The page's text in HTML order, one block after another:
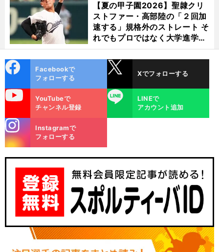
前
【夏の甲子園2026】聖隷クリ
ストファー・高部陸の「２回加
速する」規格外のストレート そ
れでもプロではなく大学進学を
選ぶ理由
ok
Facebookで
フォローする
Xでフォローする
YouTubeで
チャンネル登録
LINE
LINEで
アカウント追加
m
Instagramで
フォローする